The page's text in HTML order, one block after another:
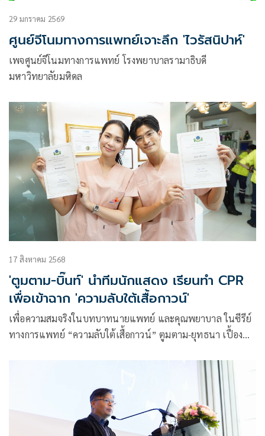
29 มกราคม 2569
ศูนย์จีโนมทางการแพทย์เจาะลึก 'ไวรัสนิปาห์'
เพจศูนย์จีโนมทางการแพทย์ โรงพยาบาลรามาธิบดี
มหาวิทยาลัยมหิดล
17 สิงหาคม 2568
'ตูมตาม-บิ๊นท์' นำทีมนักแสดง เรียนทำ CPR
เพื่อเข้าฉาก 'ความลับใต้เสื้อกาวน์'
เพื่อความสมจริงในบทบาทนายแพทย์ และคุณพยาบาล ในซีรีย์
ทางการแพทย์ “ความลับใต้เสื้อกาวน์” ตูมตาม-ยุทธนา เปื้อง
งานได้เข้าร่วมกิจกรรมอบรมพิเศษเพื่อเรียนรู้วิธีการทำ CPR
(Cardiopulmonary Resuscitation) หรือการช่วยชีวิตขั้นพื้นฐาน